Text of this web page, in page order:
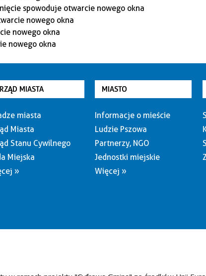
MIASTA
miasta
Miasta
Stanu Cywilnego
Miejska
»
MIASTO
Informacje o mieście
Ludzie Pszowa
Partnerzy, NGO
Jednostki miejskie
Więcej »